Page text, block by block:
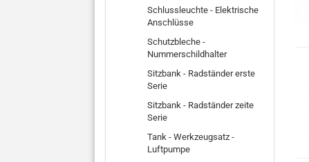
Schlussleuchte - Elektrische
Anschlüsse
Schutzbleche -
Nummerschildhalter
Sitzbank - Radständer erste
Serie
Sitzbank - Radständer zeite
Serie
Tank - Werkzeugsatz -
Luftpumpe